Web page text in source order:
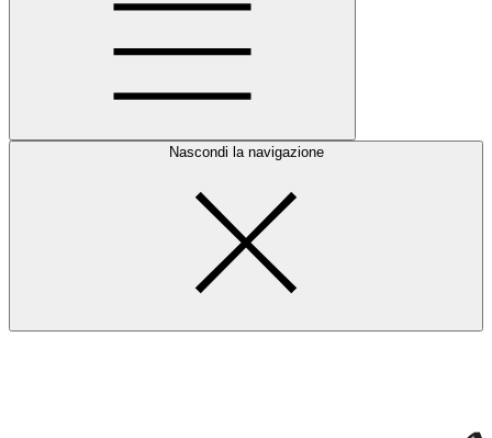
Nascondi la navigazione